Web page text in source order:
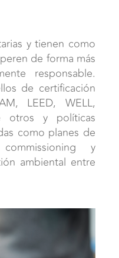
y tienen como
de forma más
responsable.
de certificación
LEED, WELL,
otros y políticas
como planes de
y
ambiental entre